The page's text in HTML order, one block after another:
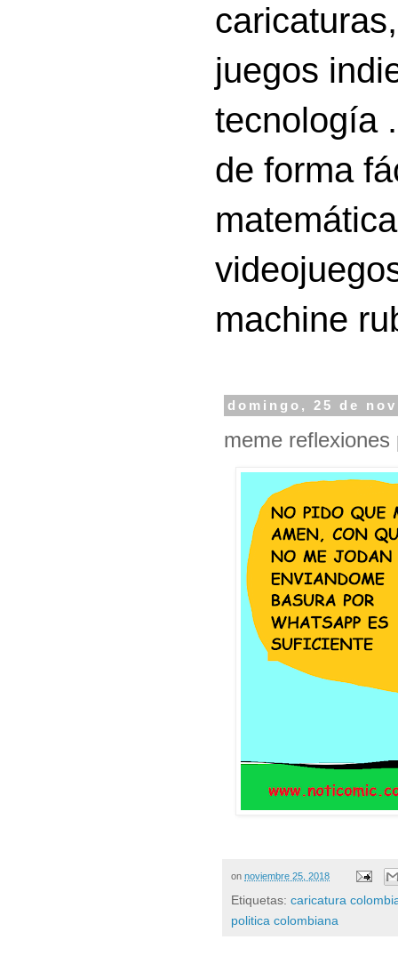
juegos
tecnología
de forma
machine
domingo, 25 de
meme
on noviembre 25, 2018
Etiquetas: caricatura
politica colombiana